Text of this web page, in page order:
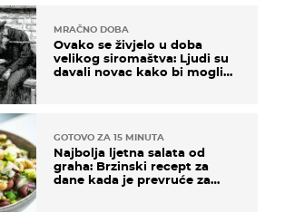
MRAČNO DOBA
Ovako se živjelo u doba
velikog siromaštva: Ljudi su
davali novac kako bi mogli
GOTOVO ZA 15 MINUTA
Najbolja ljetna salata od
graha: Brzinski recept za
dane kada je prevruće za